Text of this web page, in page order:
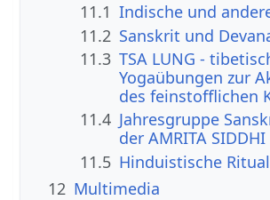
11.1 Indische und
11.2 Sanskrit und
11.3 TSA LUNG -
Yogaübungen zur
des feinstofflichen
11.4 Jahresgruppe
der AMRITA
11.5 Hinduistische
12 Multimedia